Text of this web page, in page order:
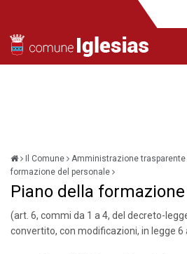
Il Comune Amministrazione trasparente
formazione del personale
Piano della
(art. 6, commi da 1 a 4, del decreto-
convertito, con modificazioni, in legge 6